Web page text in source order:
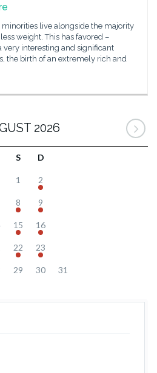
minorities live alongside the majority
weight. This has favored –
very interesting and significant
the birth of an extremely rich and
2026
S D
1 2
8 9
15 16
22 23
29 30 31